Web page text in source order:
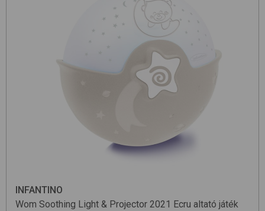
INFANTINO
Wom Soothing Light & Projector 2021 Ecru altató játék